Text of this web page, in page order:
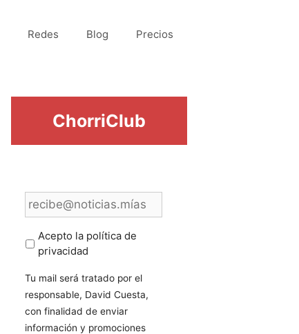
Redes Blog Precios
ChorriClub
E
m
a
i
l
Acepto la política de
privacidad
Tu mail será tratado por el
responsable, David Cuesta,
con finalidad de enviar
información y promociones